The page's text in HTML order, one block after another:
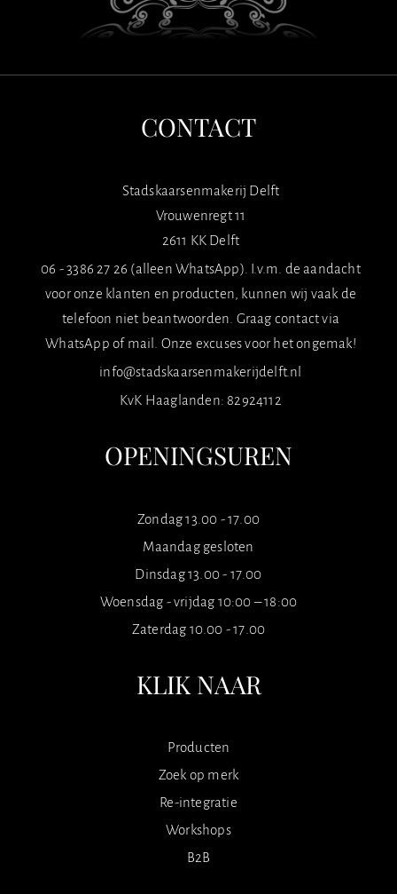
CONTACT
Stadskaarsenmakerij Delft
Vrouwenregt 11
2611 KK Delft
06 - 3386 27 26 (alleen WhatsApp). I.v.m. de aandacht
voor onze klanten en producten, kunnen wij vaak de
telefoon niet beantwoorden. Graag contact via
WhatsApp of mail. Onze excuses voor het ongemak!
info@stadskaarsenmakerijdelft.nl
KvK Haaglanden: 82924112
OPENINGSUREN
Zondag 13.00 - 17.00
Maandag gesloten
Dinsdag 13.00 - 17.00
Woensdag - vrijdag 10:00 – 18:00
Zaterdag 10.00 - 17.00
KLIK NAAR
Producten
Zoek op merk
Re-integratie
Workshops
B2B